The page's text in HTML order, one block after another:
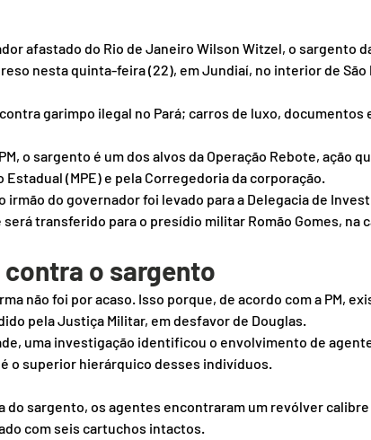
afastado do Rio de Janeiro Wilson Witzel, o sargento
nesta quinta-feira (22), em Jundiaí, no interior de São
garimpo ilegal no Pará; carros de luxo,
o sargento é um dos alvos da Operação Rebote, ação
Estadual (MPE) e pela Corregedoria da corporação.
irmão do governador foi levado para a Delegacia de
será transferido para o presídio militar Romão Gomes, na
contra o sargento
não foi por acaso. Isso porque, de acordo com a PM,
pela Justiça Militar, em desfavor de Douglas.
uma investigação identificou o envolvimento de
o superior hierárquico desses indivíduos.
do sargento, os agentes encontraram um revólver calibre
com seis cartuchos intactos.